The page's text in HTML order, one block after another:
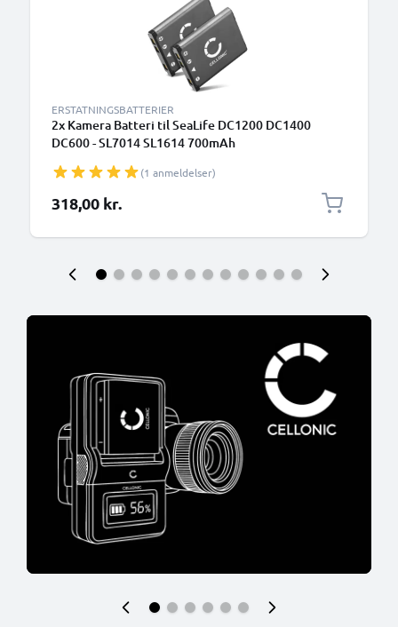
ERSTATNINGSBATTERIER
2x Kamera Batteri til SeaLife DC1200 DC1400
DC600 - SL7014 SL1614 700mAh
(1 anmeldelser)
318,00 kr.